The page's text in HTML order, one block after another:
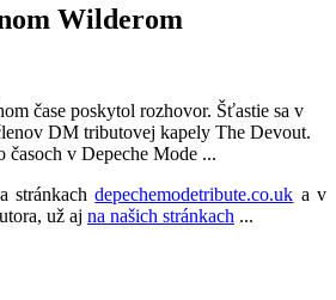
Wilderom
čase poskytol rozhovor. Šťastie sa v
DM tributovej kapely The Devout.
časoch v Depeche Mode ...
stránkachdepechemodetribute.co.uk a v
už aj na našich stránkach ...